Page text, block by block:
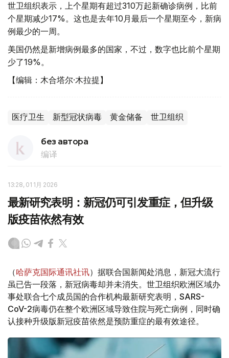
世卫组织表示，上个星期有超过310万起新确诊病例，比前
个星期减少17%。这也是去年10月最后一个星期至今，新病
例最少的一周。
美国仍然是新增病例最多的国家，不过，数字也比前个星期
少了19%。
【编辑：木合塔尔·木拉提】
医疗卫生 新型冠状病毒 黄金储备 世卫组织
без автора
编译
13:28, 01 1月 2026
最新研究表明：新冠仍可引发重症，但升级
版疫苗依然有效
（哈萨克国际通讯社讯）据联合国新闻处消息，新冠大流行
虽已告一段落，新冠病毒却并未消失。世卫组织欧洲区域办
事处联合七个成员国的合作机构最新研究表明，SARS-
CoV-2病毒仍在整个欧洲区域导致住院与死亡病例，同时确
认接种升级版新冠疫苗依然是预防重症的最有效途径。